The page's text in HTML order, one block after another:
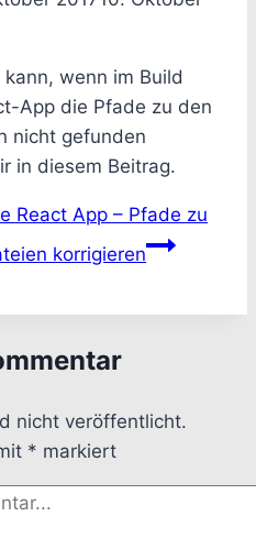
wenn im Build
App die Pfade zu den
nicht gefunden
in diesem Beitrag.
React App – Pfade zu
korrigieren
nicht veröffentlicht.
* markiert